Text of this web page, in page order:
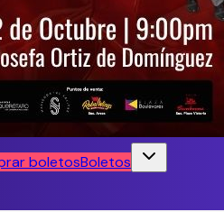
boletosBoletos